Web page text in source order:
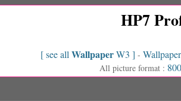
HP7
[ see all WallpaperW3 ] -
All picture format :